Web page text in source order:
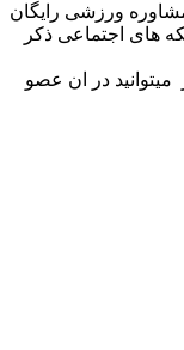
مشاوره ورزشی رایگان
های اجتماعی ذکر
در ان عصو